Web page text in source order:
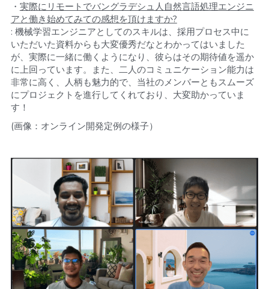
・ 実際にリモートでバングラデシュ人自然言語処理エンジニ
アと働き始めてみての感想を頂けますか?
: 機械学習エンジニアとしてのスキルは、採用プロセス中に
いただいた資料からも大変優秀だなとわかってはいました
が、実際に一緒に働くようになり、彼らはその期待値を遥か
に上回っています。また、二人のコミュニケーション能力は
非常に高く、人柄も魅力的で、当社のメンバーともスムーズ
にプロジェクトを進行してくれており、大変助かっていま
す！
(画像：オンライン開発定例の様子）